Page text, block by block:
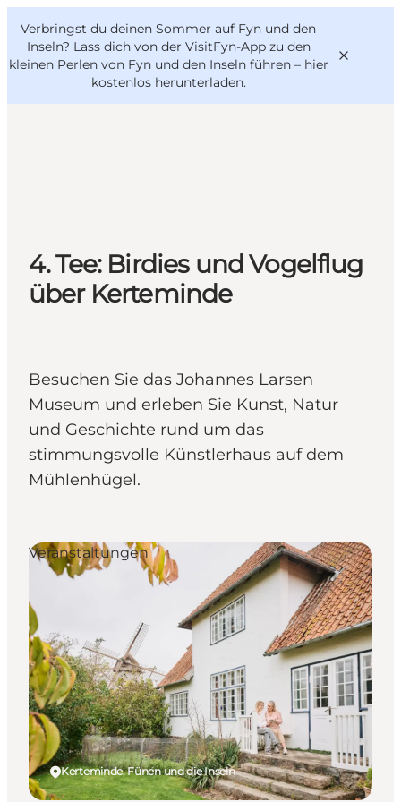
Verbringst du deinen Sommer auf Fyn und den
Inseln? Lass dich von der VisitFyn-App zu den
kleinen Perlen von Fyn und den Inseln führen – hier
kostenlos herunterladen.
Übernachtung
VisitFyn
Deutsch
4. Tee: Birdies und Vogelflug
über Kerteminde
Besuchen Sie das Johannes Larsen
Museum und erleben Sie Kunst, Natur
und Geschichte rund um das
stimmungsvolle Künstlerhaus auf dem
Mühlenhügel.
Kerteminde, Fünen und die Inseln
Veranstaltungen